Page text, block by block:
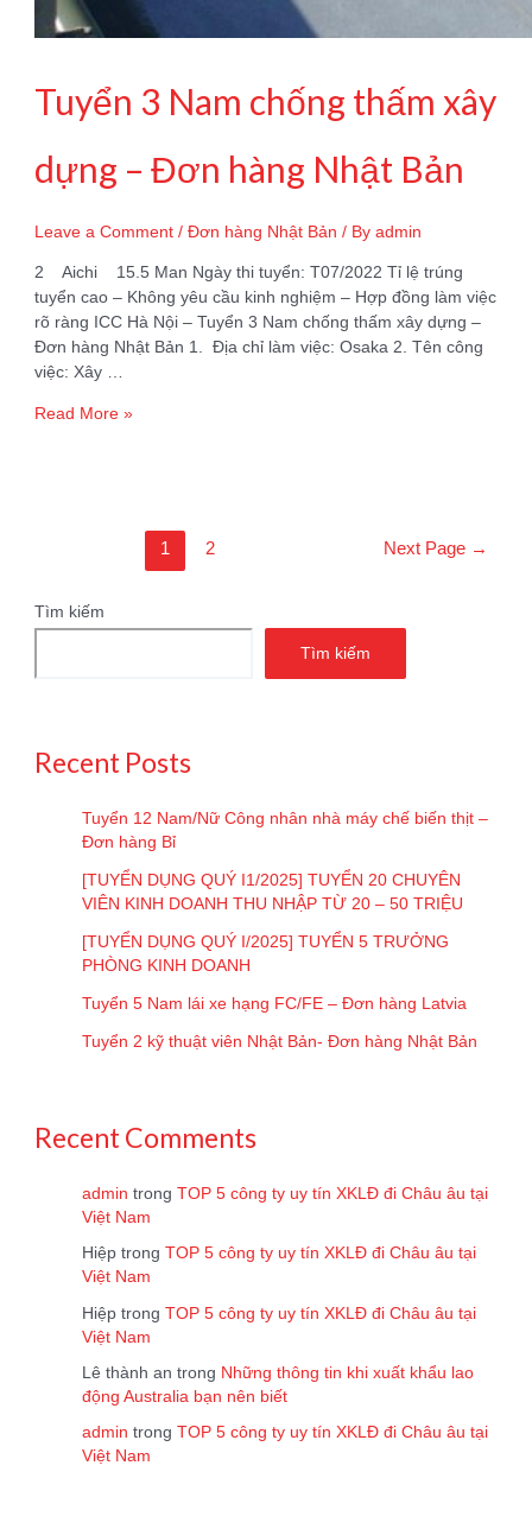
Tuyển 3 Nam chống thấm xây
dựng – Đơn hàng Nhật Bản
Leave a Comment /Đơn hàng Nhật Bản / Byadmin
2 Aichi 15.5 Man Ngày thi tuyển: T07/2022 Tỉ lệ trúng
tuyển cao – Không yêu cầu kinh nghiệm – Hợp đồng làm việc
rõ ràng ICC Hà Nội – Tuyển 3 Nam chống thấm xây dựng –
Đơn hàng Nhật Bản 1. Địa chỉ làm việc: Osaka 2. Tên công
việc: Xây …
Tuyển
Đơn
hàng
Read More »
viết
1 2 Next Page →
Tìm kiếm
Tìm kiếm
Recent Posts
Tuyển 12 Nam/Nữ Công nhân nhà máy chế biến thịt –
Đơn hàng Bỉ
[TUYỂN DỤNG QUÝ I1/2025] TUYỂN 20 CHUYÊN
VIÊN KINH DOANH THU NHẬP TỪ 20 – 50 TRIỆU
[TUYỂN DỤNG QUÝ I/2025] TUYỂN 5 TRƯỞNG
PHÒNG KINH DOANH
Tuyển 5 Nam lái xe hạng FC/FE – Đơn hàng Latvia
Tuyển 2 kỹ thuật viên Nhật Bản- Đơn hàng Nhật Bản
Recent Comments
admin trongTOP 5 công ty uy tín XKLĐ đi Châu âu tại
Việt Nam
Hiệp trongTOP 5 công ty uy tín XKLĐ đi Châu âu tại
Việt Nam
Hiệp trongTOP 5 công ty uy tín XKLĐ đi Châu âu tại
Việt Nam
Lê thành an trong Những thông tin khi xuất khẩu lao
động Australia bạn nên biết
admin trongTOP 5 công ty uy tín XKLĐ đi Châu âu tại
Việt Nam